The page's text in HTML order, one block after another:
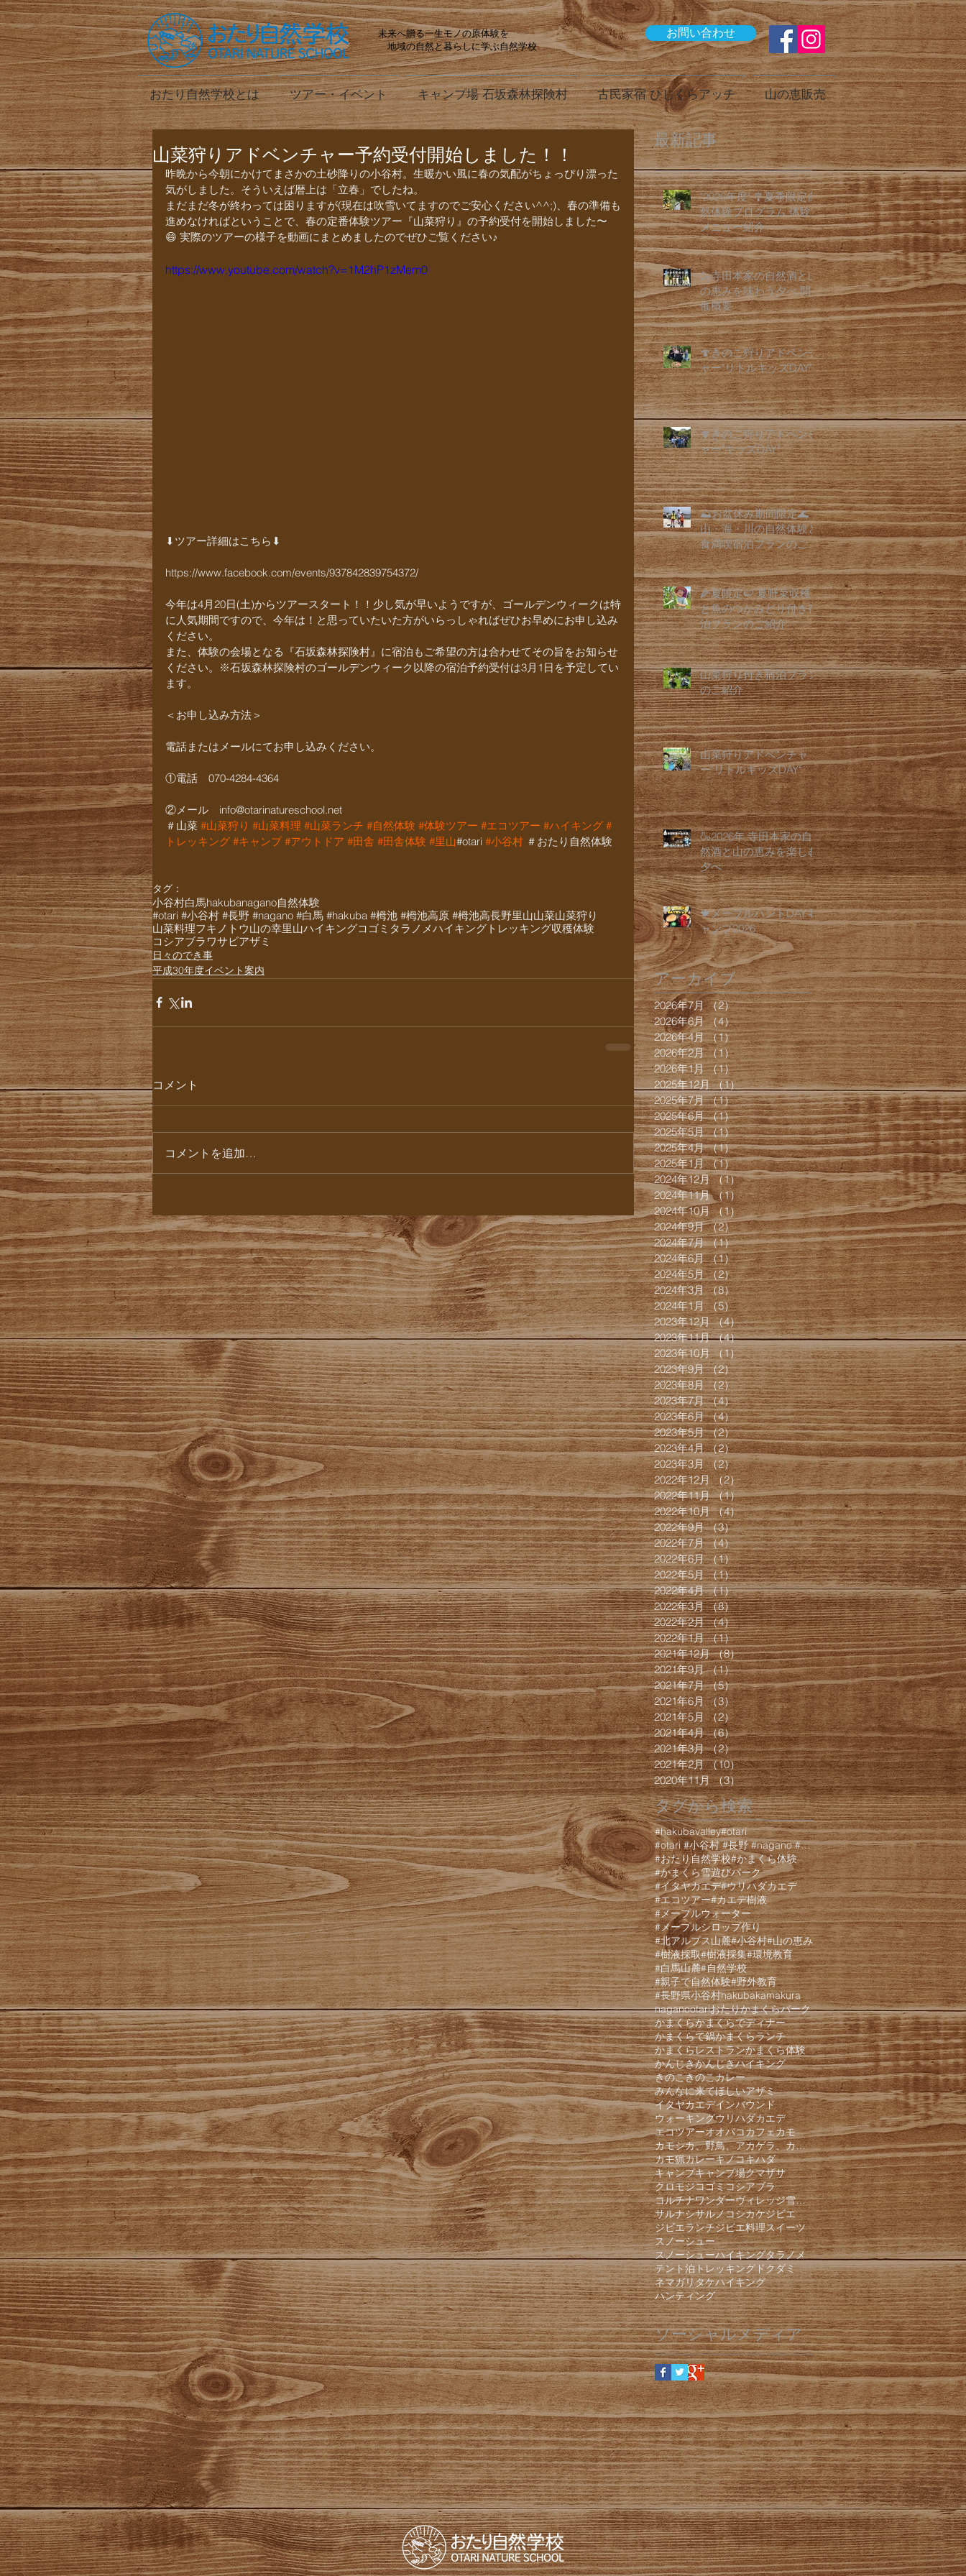
未来へ贈る一生モノの原体験を
地域の自然と暮らしに学ぶ自然学校
お問い合わせ
おたり自然学校とは ツアー・イベント キャンプ場 石坂森林探険村 古民家宿 ひじくらアッチ 山の恵販売
山菜狩りアドベンチャー予約受付開始しました！！
昨晩から今朝にかけてまさかの土砂降りの小谷村。生暖かい風に春の気配がちょっぴり漂った
気がしました。そういえば暦上は「立春」でしたね。
まだまだ冬が終わっては困りますが(現在は吹雪いてますのでご安心ください^^;)、春の準備も
進めなければということで、春の定番体験ツアー『山菜狩り』の予約受付を開始しました〜
😄 実際のツアーの様子を動画にまとめましたのでぜひご覧ください♪
https://www.youtube.com/watch?v=1M2hP1zMem0
⬇︎ツアー詳細はこちら⬇︎
https://www.facebook.com/events/937842839754372/
今年は4月20日(土)からツアースタート！！少し気が早いようですが、ゴールデンウィークは特
に人気期間ですので、今年は！と思っていたいた方がいらっしゃればぜひお早めにお申し込み
ください。
また、体験の会場となる『石坂森林探険村』に宿泊もご希望の方は合わせてその旨をお知らせ
ください。※石坂森林探険村のゴールデンウィーク以降の宿泊予約受付は3月1日を予定してい
ます。
＜お申し込み方法＞
電話またはメールにてお申し込みください。
①電話　070-4284-4364
②メール　info@otarinatureschool.net
＃山菜 #山菜狩り #山菜料理 #山菜ランチ #自然体験 #体験ツアー #エコツアー #ハイキング #
トレッキング #キャンプ #アウトドア #田舎 #田舎体験 #里山#otari #小谷村 ＃おたり自然体験
タグ：
小谷村白馬hakubanagano自然体験
#otari #小谷村 #長野 #nagano #白馬 #hakuba #栂池 #栂池高原 #栂池高長野里山山菜山菜狩り
山菜料理フキノトウ山の幸里山ハイキングコゴミ タラノメハイキング トレッキング収穫体験
コシアブラ ワサビアザミ
日々のでき事
平成30年度イベント案内
コメント
コメントを追加…
最新記事
"2026年度" 🎐夏季限定自
然体験プログラム 体験
メニュー紹介
🍶寺田本家の自然酒と山
の恵みを味わう夕べ 開
催概要
🍄きのこ狩りアドベンチ
ャー"リトルキッズDAY"
🍄きのこ狩りアドベンチ
ャー"キッズDAY"
⛰️お盆休み期間限定🌊
山・海・川の自然体験と
食満喫宿泊プランのご紹
介
🌽夏限定🍉 夏野菜収穫
と魚のつかみどり付き宿
泊プランのご紹介
山菜狩り付き宿泊プラン
のご紹介
山菜狩りアドベンチャ
ー"リトルキッズDAY"
🍶2026年 寺田本家の自
然酒と山の恵みを楽しむ
夕べ
🍁メープルハントDAYキ
ャンプ2026
アーカイブ
2026年7月 （2）2件の記事
2026年6月 （4）4件の記事
2026年4月 （1）1件の記事
2026年2月 （1）1件の記事
2026年1月 （1）1件の記事
2025年12月 （1）1件の記事
2025年7月 （1）1件の記事
2025年6月 （1）1件の記事
2025年5月 （1）1件の記事
2025年4月 （1）1件の記事
2025年1月 （1）1件の記事
2024年12月 （1）1件の記事
2024年11月 （1）1件の記事
2024年10月 （1）1件の記事
2024年9月 （2）2件の記事
2024年7月 （1）1件の記事
2024年6月 （1）1件の記事
2024年5月 （2）2件の記事
2024年3月 （8）8件の記事
2024年1月 （5）5件の記事
2023年12月 （4）4件の記事
2023年11月 （4）4件の記事
2023年10月 （1）1件の記事
2023年9月 （2）2件の記事
2023年8月 （2）2件の記事
2023年7月 （4）4件の記事
2023年6月 （4）4件の記事
2023年5月 （2）2件の記事
2023年4月 （2）2件の記事
2023年3月 （2）2件の記事
2022年12月 （2）2件の記事
2022年11月 （1）1件の記事
2022年10月 （4）4件の記事
2022年9月 （3）3件の記事
2022年7月 （4）4件の記事
2022年6月 （1）1件の記事
2022年5月 （1）1件の記事
2022年4月 （1）1件の記事
2022年3月 （8）8件の記事
2022年2月 （4）4件の記事
2022年1月 （1）1件の記事
2021年12月 （8）8件の記事
2021年9月 （1）1件の記事
2021年7月 （5）5件の記事
2021年6月 （3）3件の記事
2021年5月 （2）2件の記事
2021年4月 （6）6件の記事
2021年3月 （2）2件の記事
2021年2月 （10）10件の記事
2020年11月 （3）3件の記事
タグから検索
#hakubavalley#otari
#otari #小谷村 #長野 #nagano #白馬 #hakuba #栂池 #栂池高原 #栂池高
#おたり自然学校#かまくら体験
#かまくら雪遊びパーク
#イタヤカエデ#ウリハダカエデ
#エコツアー#カエデ樹液
#メープルウォーター
#メープルシロップ作り
#北アルプス山麓#小谷村#山の恵み
#樹液採取#樹液採集#環境教育
#白馬山麓#自然学校
#親子で自然体験#野外教育
#長野県小谷村hakubakamakura
naganootariおたりかまくらパーク
かまくらかまくらでディナー
かまくらで鍋かまくらランチ
かまくらレストランかまくら体験
かんじきかんじきハイキング
きのこきのこカレー
みんなに来てほしいアザミ
イタヤカエデインバウンド
ウォーキングウリハダカエデ
エコツアーオオバコカフェカモ
カモシカ、野鳥、アカゲラ、カケス、クモロジ、野生動物、かんじき、
カモ猟カレーキノコキハダ
キャンプキャンプ場クマザサ
クロモジコゴミコシアブラ
コルチナワンダーヴィレッジ雪遊びパーク
サルナシサルノコシカケジビエ
ジビエランチジビエ料理スイーツ
スノーシュー
スノーシューハイキングタラノメ
テント泊トレッキングドクダミ
ネマガリタケハイキング
ハンティング
ソーシャルメディア